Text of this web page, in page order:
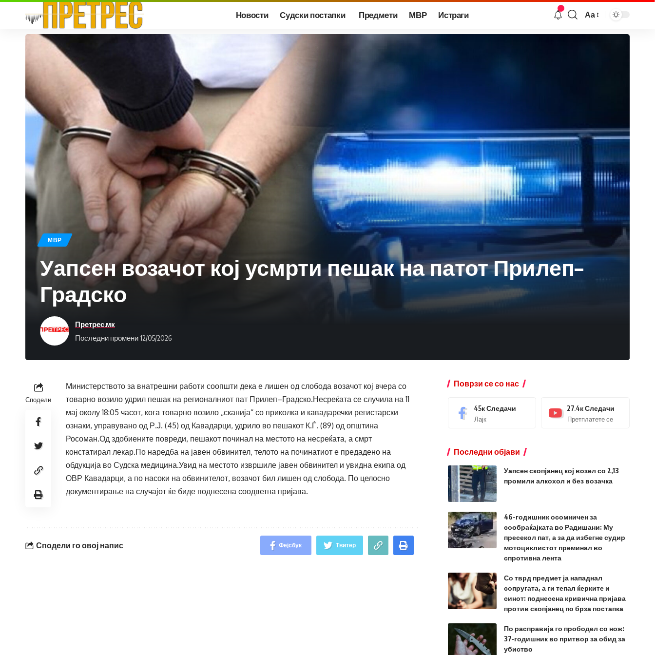
Новости Судски постапки Предмети МВР Истраги Аа
МВР
Уапсен возачот кој усмрти пешак на патот Прилеп–
Градско
Последни промени 12/05/2026
Претрес.мк
Сподели
Министерството за внатрешни работи соопшти дека е лишен од слобода возачот кој вчера со
товарно возило удрил пешак на регионалниот пат Прилеп–Градско.Несреќата се случила на 11
мај околу 18:05 часот, кога товарно возило „сканија“ со приколка и кавадаречки регистарски
ознаки, управувано од Р.Ј. (45) од Кавадарци, удрило во пешакот К.Ѓ. (89) од општина
Росоман.Од здобиените повреди, пешакот починал на местото на несреќата, а смрт
констатирал лекар.По наредба на јавен обвинител, телото на починатиот е предадено на
обдукција во Судска медицина.Увид на местото извршиле јавен обвинител и увидна екипа од
ОВР Кавадарци, а по насоки на обвинителот, возачот бил лишен од слобода. По целосно
документирање на случајот ќе биде поднесена соодветна пријава.
Сподели го овој напис Фејсбук Твитер
Поврзи се со нас
45кСледачи
Лајк
27.4кСледачи
Претплатете се
Последни објави
Уапсен скопјанец кој возел со 2,13
промили алкохол и без возачка
46-годишник осомничен за
сообраќајката во Радишани: Му
пресекол пат, а за да избегне судир
мотоциклистот преминал во
спротивна лента
Со тврд предмет ја нападнал
сопругата, а ги тепал ќерките и
синот: поднесена кривична пријава
против скопјанец по брза постапка
По расправија го прободел со нож:
37-годишник во притвор за обид за
убиство